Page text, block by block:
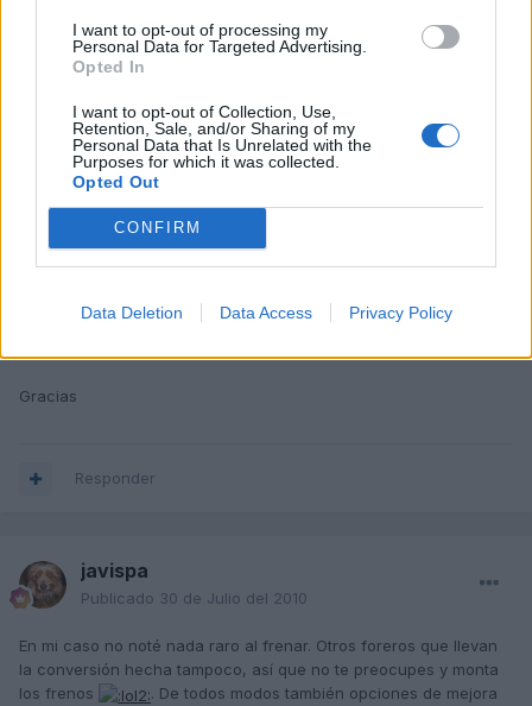
I want to opt-out of processing my
Personal Data for Targeted Advertising.
Opted In
I want to opt-out of Collection, Use,
Retention, Sale, and/or Sharing of my
Personal Data that Is Unrelated with the
Purposes for which it was collected.
Opted Out
CONFIRM
Data Deletion Data Access Privacy Policy
HBGS2
Publicado24 de Julio del 2010
Saludos.
¿ Y con la bomba de freno original del s2 3b tiran bien las pinzas
del RS? ¿No quedara muy descompensada la frenada con
respecto a los minifrenos traseros de serie del 3b? Lo digo por
para el s2 con discos de 5x112, no me pone si son los de 305 o
los de 323 pero por lo que me costaron no me importa que sean
Gracias
Responder
javispa
Publicado 30 de Julio del 2010
En mi caso no noté nada raro al frenar. Otros foreros que llevan
la conversión hecha tampoco, así que no te preocupes y monta
los frenos
. De todos modos también opciones de mejora